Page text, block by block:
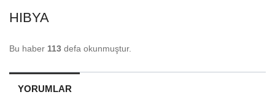
HIBYA
Bu haber 113 defa okunmuştur.
YORUMLAR